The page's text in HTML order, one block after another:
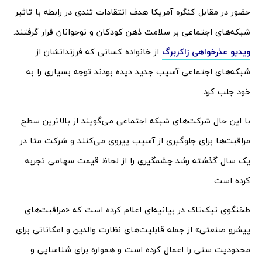
حضور در مقابل کنگره آمریکا هدف انتقادات تندی در رابطه با تاثیر
شبکه‌های اجتماعی بر سلامت ذهن کودکان و نوجوانان قرار گرفتند.
ویدیو عذرخواهی زاکربرگ از خانواده کسانی که فرزندانشان از
شبکه‌های اجتماعی آسیب جدید دیده بودند توجه بسیاری را به
خود جلب کرد.
با این حال شرکت‌های شبکه اجتماعی می‌گویند از بالاترین سطح
مراقبت‌ها برای جلوگیری از آسیب پیروی می‌کنند و شرکت متا در
یک سال گذشته رشد چشمگیری را از لحاظ قیمت سهامی تجربه
کرده است.
طخنگوی تیک‌تاک در بیانیه‌ای اعلام کرده است که «مراقبت‌های
پیشرو صنعتی» از جمله قابلیت‌های نظارت والدین و امکاناتی برای
محدودیت سنی را اعمال کرده است و همواره برای شناسایی و